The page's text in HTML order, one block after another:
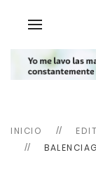
INICIO